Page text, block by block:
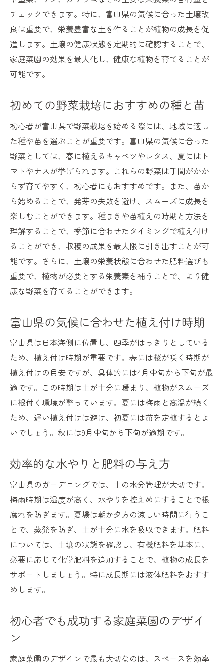
チェックできます。特に、富山県の気候に合った土壌改
良は重要で、栄養豊富な土を作ることが植物の成長を促
進します。土壌の健康状態を定期的に確認することで、
家庭菜園の効果を最大化し、健康な植物を育てることが
可能です。
初めての野菜栽培におすすめの種と苗
初心者が富山県で野菜栽培を始める際には、地域に適し
た種や苗を選ぶことが重要です。富山県の気候に合った
野菜としては、春に植えるキャベツやレタス、夏にはト
マトやナスが挙げられます。これらの野菜は手間がかか
らず育てやすく、初心者にもおすすめです。また、苗か
ら始めることで、発芽の失敗を避け、スムーズに成長を
楽しむことができます。種まきや苗植えの時期と方法を
理解することで、季節に合わせたタイミングで植え付け
ることができ、収穫の成果を最大限に引き出すことが可
能です。さらに、土壌の栄養状態に合わせた肥料選びも
重要で、植物が必要とする栄養素を補うことで、より健
康な野菜を育てることができます。
富山県の気候に合わせた植え付け時期
富山県は日本海側に位置し、四季がはっきりとしている
ため、植え付け時期が重要です。春には桜が咲く時期が
植え付けの目安ですが、具体的には4月中旬から下旬が最
適です。この時期は土が十分に暖まり、植物がスムーズ
に根付く環境が整っています。夏には梅雨と高温が続く
ため、遅い植え付けは避け、初夏には苗を定植するとよ
いでしょう。秋には9月中旬から下旬が適期です。
効率的な水やりと肥料の与え方
富山県のガーデニングでは、土の水分管理が大切です。
梅雨時期は湿度が高く、水やりを控えめにすることで根
腐れを防ぎます。夏場は朝か夕方の涼しい時間に行うこ
とで、蒸発を防ぎ、土が十分に水を吸収できます。肥料
については、土壌の状態を確認し、有機肥料を基本に、
必要に応じて化学肥料を追加することで、植物の成長を
サポートしましょう。特に成長期には液体肥料をおすす
めします。
初心者でも成功する家庭菜園のデザイ
ン
家庭菜園のデザインで最も大切なのは、スペースを効率